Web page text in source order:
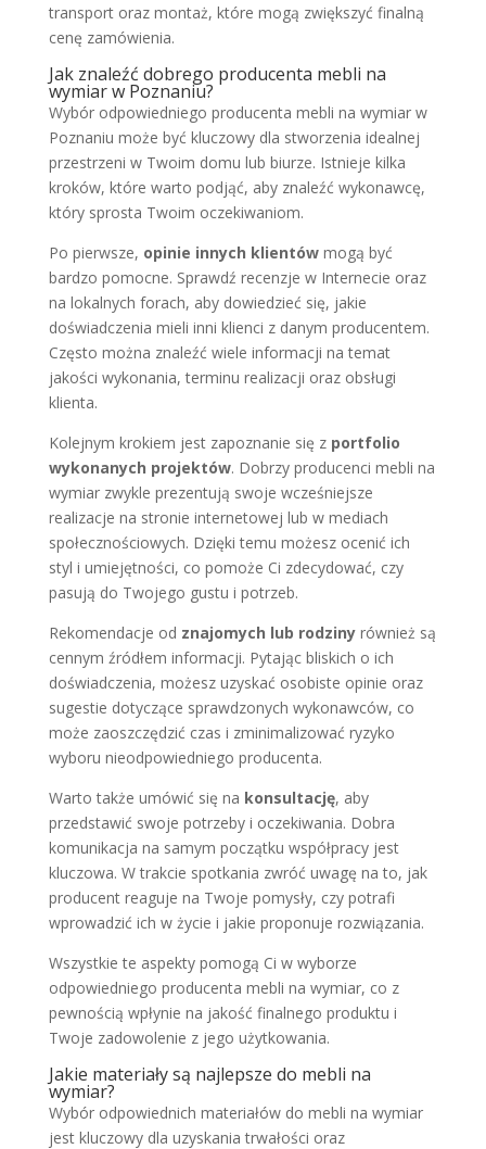
transport oraz montaż, które mogą zwiększyć finalną
cenę zamówienia.
Jak znaleźć dobrego producenta mebli na
wymiar w Poznaniu?
Wybór odpowiedniego producenta mebli na wymiar w
Poznaniu może być kluczowy dla stworzenia idealnej
przestrzeni w Twoim domu lub biurze. Istnieje kilka
kroków, które warto podjąć, aby znaleźć wykonawcę,
który sprosta Twoim oczekiwaniom.
Po pierwsze, opinie innych klientówmogą być
bardzo pomocne. Sprawdź recenzje w Internecie oraz
na lokalnych forach, aby dowiedzieć się, jakie
doświadczenia mieli inni klienci z danym producentem.
Często można znaleźć wiele informacji na temat
jakości wykonania, terminu realizacji oraz obsługi
klienta.
Kolejnym krokiem jest zapoznanie się z portfolio
wykonanych projektów. Dobrzy producenci mebli na
wymiar zwykle prezentują swoje wcześniejsze
realizacje na stronie internetowej lub w mediach
społecznościowych. Dzięki temu możesz ocenić ich
styl i umiejętności, co pomoże Ci zdecydować, czy
pasują do Twojego gustu i potrzeb.
Rekomendacje od znajomych lub rodzinyrównież są
cennym źródłem informacji. Pytając bliskich o ich
doświadczenia, możesz uzyskać osobiste opinie oraz
sugestie dotyczące sprawdzonych wykonawców, co
może zaoszczędzić czas i zminimalizować ryzyko
wyboru nieodpowiedniego producenta.
Warto także umówić się na konsultację, aby
przedstawić swoje potrzeby i oczekiwania. Dobra
komunikacja na samym początku współpracy jest
kluczowa. W trakcie spotkania zwróć uwagę na to, jak
producent reaguje na Twoje pomysły, czy potrafi
wprowadzić ich w życie i jakie proponuje rozwiązania.
Wszystkie te aspekty pomogą Ci w wyborze
odpowiedniego producenta mebli na wymiar, co z
pewnością wpłynie na jakość finalnego produktu i
Twoje zadowolenie z jego użytkowania.
Jakie materiały są najlepsze do mebli na
wymiar?
Wybór odpowiednich materiałów do mebli na wymiar
jest kluczowy dla uzyskania trwałości oraz